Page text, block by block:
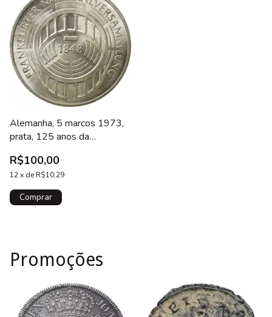
Alemanha, 5 marcos 1973,
prata, 125 anos da
Frankfurt
R$100,00
12x de R$10,29
Promoções